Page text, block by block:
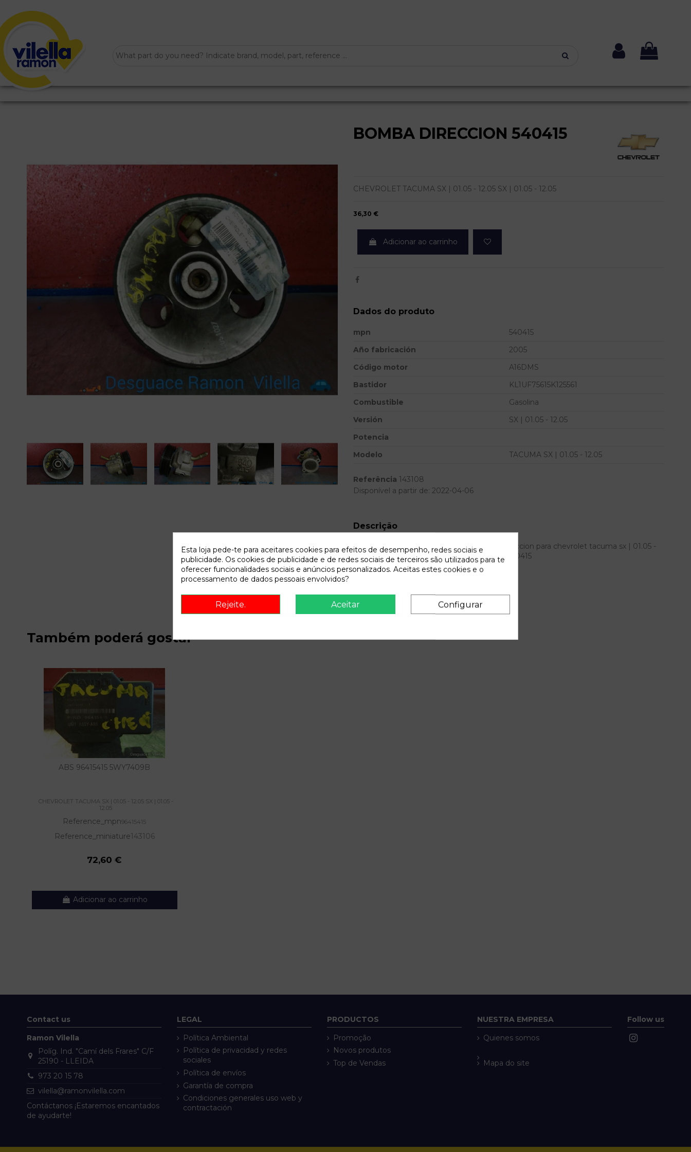
BOMBA DIRECCION 540415
CHEVROLET TACUMA SX | 01.05 - 12.05 SX | 01.05 - 12.05
36,30 €
Adicionar ao carrinho
Dados do produto
mpn
540415
Año fabricación
2005
Código motor
A16DMS
Bastidor
KL1UF75615K125561
Combustible
Gasolina
Versión
SX | 01.05 - 12.05
Potencia
Modelo
TACUMA SX | 01.05 - 12.05
Referência 143108
Disponível a partir de: 2022-04-06
Descrição
REF.FAB 95215399. Recambio de bomba direccion para chevrolet tacuma sx | 01.05 -
12.05 sx | 01.05 - 12.05 referencia OEM IAM 540415
Também poderá gostar
ABS 96415415 5WY7409B
CHEVROLET TACUMA SX | 01.05 - 12.05 SX | 01.05 -
12.05
Reference_mpn96415415
Reference_miniature143106
72,60 €
Adicionar ao carrinho
Contact us
Ramon Vilella
Políg. Ind. "Camí dels Frares" C/F
25190 - LLEIDA
973 20 15 78
vilella@ramonvilella.com
Contáctanos ¡Estaremos encantados
de ayudarte!
LEGAL
Política Ambiental
Política de privacidad y redes
sociales
Política de envíos
Garantía de compra
Condiciones generales uso web y
contractación
PRODUCTOS
Promoção
Novos produtos
Top de Vendas
NUESTRA EMPRESA
Quienes somos
Mapa do site
Follow us
Esta loja pede-te para aceitares cookies para efeitos de desempenho, redes sociais e
publicidade. Os cookies de publicidade e de redes sociais de terceiros são utilizados para te
oferecer funcionalidades sociais e anúncios personalizados. Aceitas estes cookies e o
processamento de dados pessoais envolvidos?
Rejeite. Aceitar Configurar